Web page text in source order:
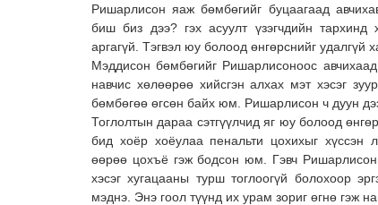
Ришарлисон яаж бөмбөгийг буцаагаад
биш биз дээ? гэх асуулт үзэгчдийн тархинд
аргагүй. Тэгвэл юу болоод өнгөрснийг удалгүй
Мэддисон бөмбөгийг Ришарлисоноос
навчис хөлөөрөө хийсгэн алхах мэт хэсэг
бөмбөгөө өгсөн байх юм. Ришарлисон ч дуун
Тоглолтын дараа сэтгүүлчид яг юу болоод
бид хоёр хоёулаа пенальти цохихыг хүссэн
өөрөө цохъё гэж бодсон юм. Гэвч Ришарлисон
хэсэг хугацааны турш тоглоогүй болохоор
мэднэ. Энэ гоол түүнд их урам зориг өгнө гэж